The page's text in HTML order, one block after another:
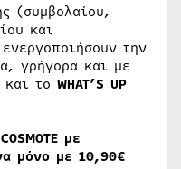
(συμβολαίου,
και
την
γρήγορα και με
και το WHAT’S UP
COSMOTE με
μόνο με 10,90€